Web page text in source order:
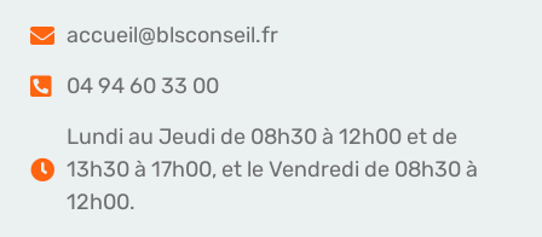
accueil@blsconseil.fr
04 94 60 33 00
Lundi au Jeudi de 08h30 à 12h00 et de
13h30 à 17h00, et le Vendredi de 08h30 à
12h00.